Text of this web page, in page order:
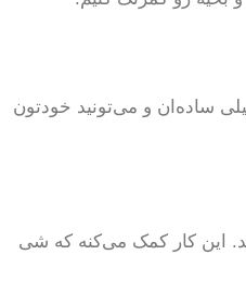
ساده‌ان و می‌تونید خودتون
این کار کمک می‌کنه که شی